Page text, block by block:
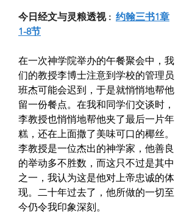
今日经文与灵粮透视 : 约翰三书1章
1-8节
在一次神学院举办的午餐聚会中，我
们的教授李博士注意到学校的管理员
班杰可能会迟到，于是就悄悄地帮他
留一份餐点。在我和同学们交谈时，
李教授也悄悄地帮他夹了最后一片年
糕，还在上面撒了美味可口的椰丝。
李教授是一位杰出的神学家，他善良
的举动多不胜数，而这只不过是其中
之一，我认为这是他对上帝忠诚的体
现。二十年过去了，他所做的一切至
今仍令我印象深刻。